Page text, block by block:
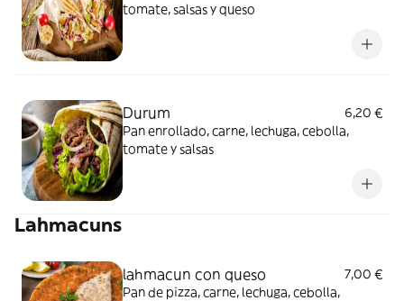
tomate, salsas y queso
Durum
6,20 €
Pan enrollado, carne, lechuga, cebolla,
tomate y salsas
Lahmacuns
lahmacun con queso
7,00 €
Pan de pizza, carne, lechuga, cebolla,